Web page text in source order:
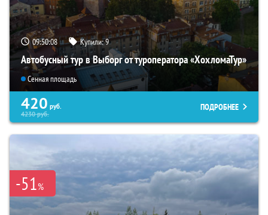
09:50:07 Купили:9
Автобусный тур в Выборг от туроператора «ХохломаТур»
Сенная площадь
420 руб.
4230руб.
ПОДРОБНЕЕ
-51%